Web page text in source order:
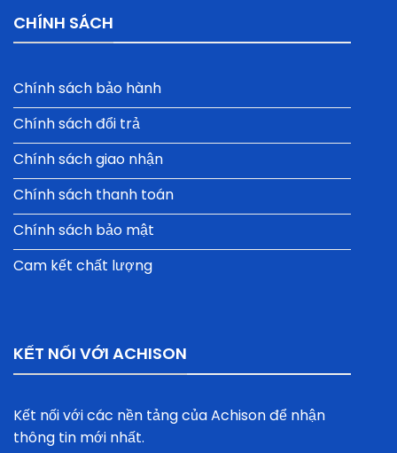
CHÍNH SÁCH
Chính sách bảo hành
Chính sách đổi trả
Chính sách giao nhận
Chính sách thanh toán
Chính sách bảo mật
Cam kết chất lượng
KẾT NỐI VỚI ACHISON
Kết nối với các nền tảng của Achison để nhận
thông tin mới nhất.